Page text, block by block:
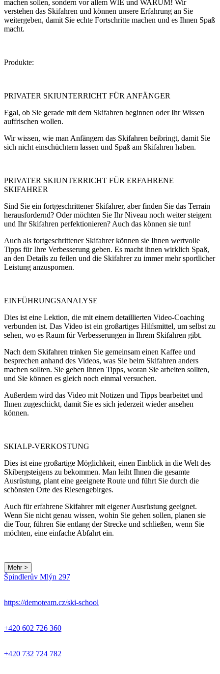
machen sollen, sondern vor allem WIE und WARUM! Wir
verstehen das Skifahren und können unsere Erfahrung an Sie
weitergeben, damit Sie echte Fortschritte machen und es Ihnen Spaß
macht.
Produkte:
PRIVATER SKIUNTERRICHT FÜR ANFÄNGER
Egal, ob Sie gerade mit dem Skifahren beginnen oder Ihr Wissen
auffrischen wollen.
Wir wissen, wie man Anfängern das Skifahren beibringt, damit Sie
sich nicht einschüchtern lassen und Spaß am Skifahren haben.
PRIVATER SKIUNTERRICHT FÜR ERFAHRENE
SKIFAHRER
Sind Sie ein fortgeschrittener Skifahrer, aber finden Sie das Terrain
herausfordernd? Oder möchten Sie Ihr Niveau noch weiter steigern
und Ihr Skifahren perfektionieren? Auch das können sie tun!
Auch als fortgeschrittener Skifahrer können sie Ihnen wertvolle
Tipps für Ihre Verbesserung geben. Es macht ihnen wirklich Spaß,
an den Details zu feilen und die Skifahrer zu immer mehr sportlicher
Leistung anzuspornen.
EINFÜHRUNGSANALYSE
Dies ist eine Lektion, die mit einem detaillierten Video-Coaching
verbunden ist. Das Video ist ein großartiges Hilfsmittel, um selbst zu
sehen, wo es Raum für Verbesserungen in Ihrem Skifahren gibt.
Nach dem Skifahren trinken Sie gemeinsam einen Kaffee und
besprechen anhand des Videos, was Sie beim Skifahren anders
machen sollten. Sie geben Ihnen Tipps, woran Sie arbeiten sollten,
und Sie können es gleich noch einmal versuchen.
Außerdem wird das Video mit Notizen und Tipps bearbeitet und
Ihnen zugeschickt, damit Sie es sich jederzeit wieder ansehen
können.
SKIALP-VERKOSTUNG
Dies ist eine großartige Möglichkeit, einen Einblick in die Welt des
Skibergsteigens zu bekommen. Man leiht Ihnen die gesamte
Ausrüstung, plant eine geeignete Route und führt Sie durch die
schönsten Orte des Riesengebirges.
Auch für erfahrene Skifahrer mit eigener Ausrüstung geeignet.
Wenn Sie nicht genau wissen, wohin Sie gehen sollen, planen sie
die Tour, führen Sie entlang der Strecke und schließen, wenn Sie
möchten, eine einfache Abfahrt ein.
Mehr >
−
Špindlerův Mlýn 297
https://demoteam.cz/ski-school
+420 602 726 360
+420 732 724 782